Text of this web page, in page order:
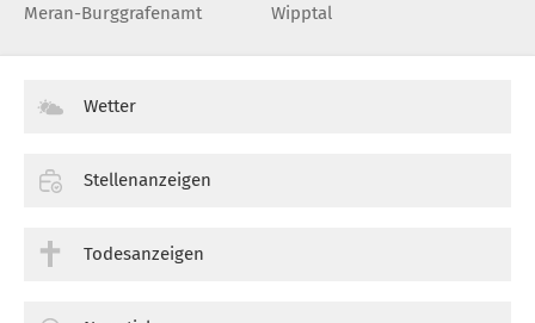
Meran-Burggrafenamt
Wipptal
Wetter
Stellenanzeigen
Todesanzeigen